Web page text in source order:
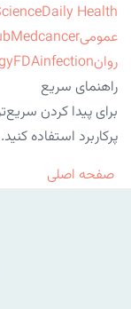
Health
عمومیcancer
روان
FDAinfection
راهنمای سریع
برای پیدا کردن
پرکاربرد استفاده کنید.
صفحه اصلی